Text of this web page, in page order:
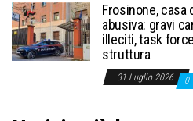
Frosinone, casa
abusiva: gravi
illeciti, task
struttura
31 Luglio 2026 0